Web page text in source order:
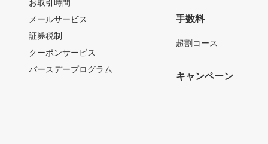
お取引時間
メールサービス
証券税制
クーポンサービス
バースデープログラム
手数料
超割コース
キャンペーン